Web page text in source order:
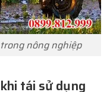
nông nghiệp
tái sử dụng